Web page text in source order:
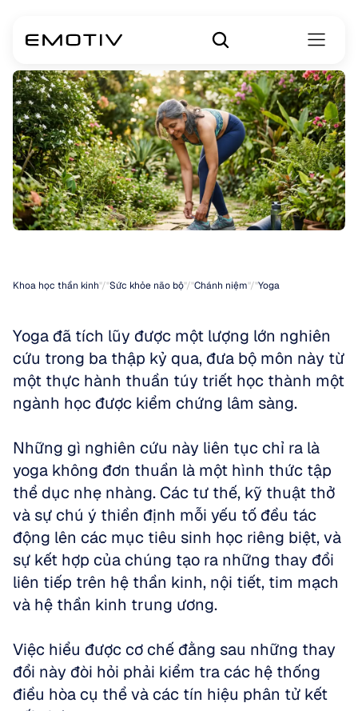
Khoa học thần kinh"/"Sức khỏe não bộ"/"Chánh niệm"/"Yoga
Yoga đã tích lũy được một lượng lớn nghiên
cứu trong ba thập kỷ qua, đưa bộ môn này từ
một thực hành thuần túy triết học thành một
ngành học được kiểm chứng lâm sàng.
Những gì nghiên cứu này liên tục chỉ ra là
yoga không đơn thuần là một hình thức tập
thể dục nhẹ nhàng. Các tư thế, kỹ thuật thở
và sự chú ý thiền định mỗi yếu tố đều tác
động lên các mục tiêu sinh học riêng biệt, và
sự kết hợp của chúng tạo ra những thay đổi
liên tiếp trên hệ thần kinh, nội tiết, tim mạch
và hệ thần kinh trung ương.
Việc hiểu được cơ chế đằng sau những thay
đổi này đòi hỏi phải kiểm tra các hệ thống
điều hòa cụ thể và các tín hiệu phân tử kết